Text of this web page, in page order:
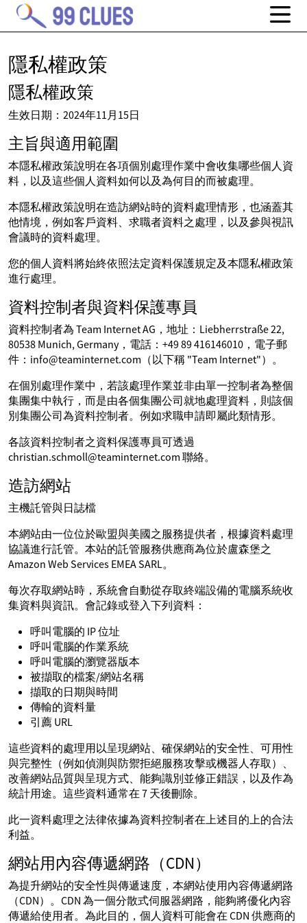
隱私權政策
隱私權政策
生效日期：2024年11月15日
主旨與適用範圍
本隱私權政策說明在各項個別處理作業中會收集哪些個人資
料，以及這些個人資料如何以及為何目的而被處理。
本隱私權政策說明在造訪網站時的資料處理情形，也涵蓋其
他情境，例如客戶資料、求職者資料之處理，以及參與視訊
會議時的資料處理。
您的個人資料將始終依照法定資料保護規定及本隱私權政策
進行處理。
資料控制者與資料保護專員
資料控制者為 Team Internet AG，地址：Liebherrstraße 22,
80538 Munich, Germany，電話：+49 89 416146010，電子郵
件：info@teaminternet.com（以下稱 "Team Internet"）。
在個別處理作業中，若該處理作業並非由單一控制者為整個
集團集中執行，而是由各個集團公司就地處理資料，則該個
別集團公司為資料控制者。例如求職申請即屬此類情形。
各該資料控制者之資料保護專員可透過
christian.schmoll@teaminternet.com 聯絡。
造訪網站
主機託管與日誌檔
本網站由一位位於歐盟與美國之服務提供者，根據資料處理
協議進行託管。本站的託管服務供應商為位於盧森堡之
Amazon Web Services EMEA SARL。
每次存取網站時，系統會自動從存取終端設備的電腦系統收
集資料與資訊。會記錄或登入下列資料：
呼叫電腦的 IP 位址
呼叫電腦的作業系統
呼叫電腦的瀏覽器版本
被擷取的檔案/網站名稱
擷取的日期與時間
傳輸的資料量
引薦 URL
這些資料的處理用以呈現網站、確保網站的安全性、可用性
與完整性（例如偵測與防禦拒絕服務攻擊或機器人存取）、
改善網站品質與呈現方式、能夠識別並修正錯誤，以及作為
統計用途。這些資料通常在 7 天後刪除。
此一資料處理之法律依據為資料控制者在上述目的上的合法
利益。
網站用內容傳遞網路（CDN）
為提升網站的安全性與傳遞速度，本網站使用內容傳遞網路
（CDN）。CDN 為一個分散式伺服器網路，能夠將優化內容
傳遞給使用者。為此目的，個人資料可能會在 CDN 供應商的